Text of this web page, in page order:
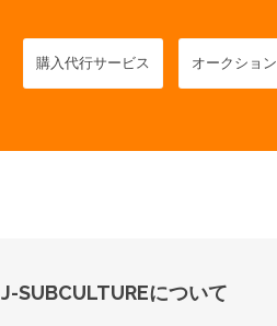
購入代行サービス オークション
J-SUBCULTUREについて